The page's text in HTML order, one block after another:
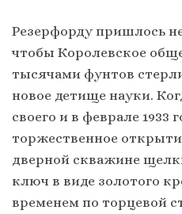
Резерфорду пришлось
чтобы Королевское
тысячами фунтов
новое детище науки.
своего и в феврале 1933
торжественное
дверной скважине
ключ в виде золотого
временем по торцевой